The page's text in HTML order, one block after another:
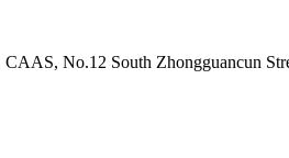
No.12 South Zhongguancun